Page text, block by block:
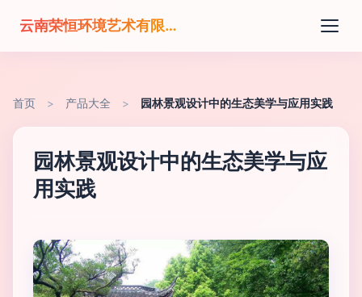
云南荣恒环境艺术有限公司
首页 > 产品大全 > 园林景观设计中的生态美学与应用实践
园林景观设计中的生态美学与应
用实践